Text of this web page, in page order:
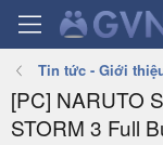
Tin tức - Giới
[PC] NARUTO
STORM 3 Full